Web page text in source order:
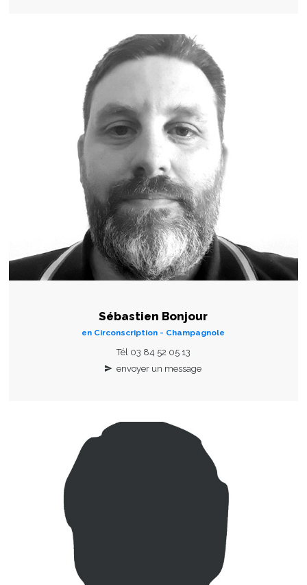
Sébastien Bonjour
en Circonscription - Champagnole
Tél 03 84 52 05 13
envoyer un message